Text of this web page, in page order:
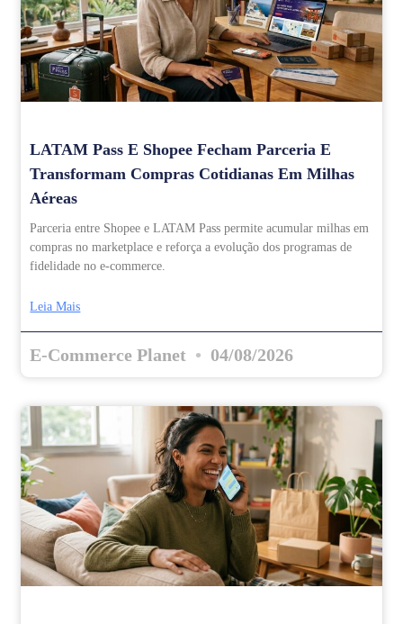
LATAM Pass E Shopee Fecham Parceria E
Transformam Compras Cotidianas Em Milhas
Aéreas
Parceria entre Shopee e LATAM Pass permite acumular milhas em
compras no marketplace e reforça a evolução dos programas de
fidelidade no e-commerce.
Leia Mais
E-Commerce Planet 04/08/2026